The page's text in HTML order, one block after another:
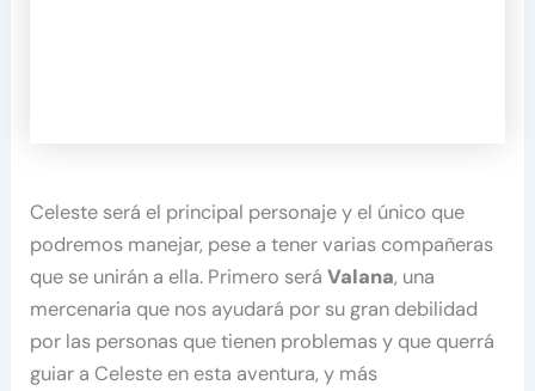
Celeste será el principal personaje y el único que
podremos manejar, pese a tener varias compañeras
que se unirán a ella. Primero seráValana, una
mercenaria que nos ayudará por su gran debilidad
por las personas que tienen problemas y que querrá
guiar a Celeste en esta aventura, y más